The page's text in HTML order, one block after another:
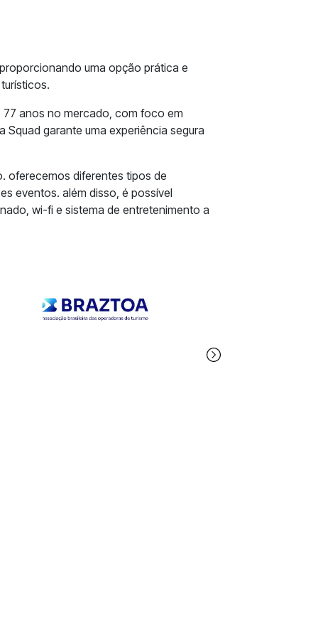
uma opção prática e
77 anos no mercado, com foco em
garante uma experiência segura
oferecemos diferentes tipos de
eventos. além disso, é possível
wi-fi e sistema de entretenimento a